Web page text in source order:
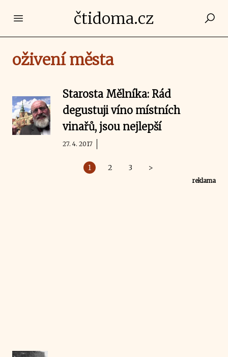
Open main menučtidoma.cz
oživení města
Starosta Mělníka: Rád
degustuji víno místních
vinařů, jsou nejlepší
27. 4. 2017
1 2 3 >
reklama